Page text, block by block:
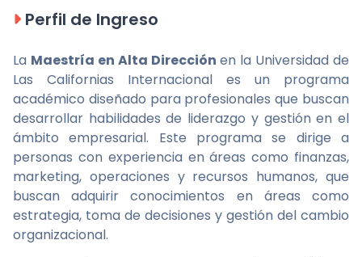
Perfil de Ingreso
La Maestría en Alta Dirección en la Universidad de
Las Californias Internacional es un programa
académico diseñado para profesionales que buscan
desarrollar habilidades de liderazgo y gestión en el
ámbito empresarial. Este programa se dirige a
personas con experiencia en áreas como finanzas,
marketing, operaciones y recursos humanos, que
buscan adquirir conocimientos en áreas como
estrategia, toma de decisiones y gestión del cambio
organizacional.